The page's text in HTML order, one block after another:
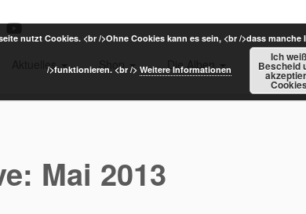
Aktuelles Shop Die Alben Termine
Mai 2013
nutzt Cookies. <br />Ohne Cookies kann es sein, <br />dass
/>funktionieren. <br /> Weitere Informationen
Ich weiß
Bescheid